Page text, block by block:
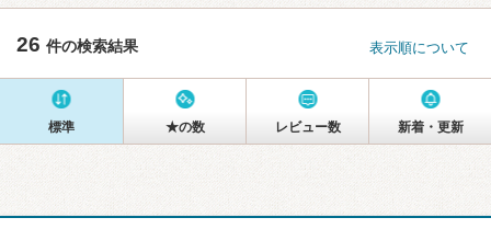
26 件の検索結果 表示順について
標準 ★の数 レビュー数 新着・更新